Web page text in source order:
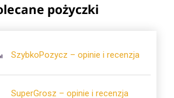
pożyczki
SzybkoPozycz – opinie i recenzja
SuperGrosz – opinie i recenzja